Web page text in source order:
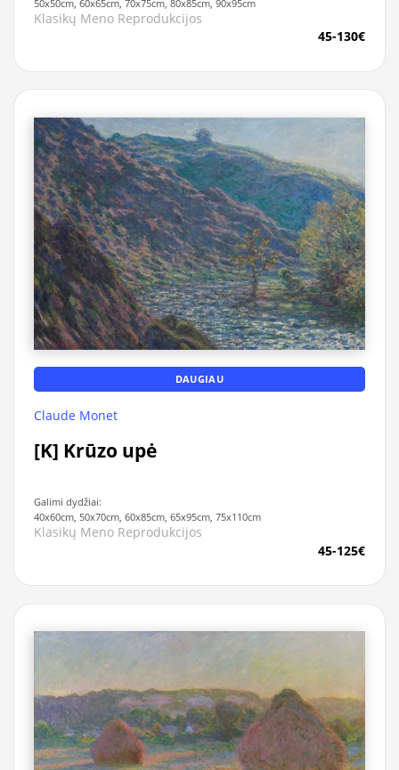
50x50cm, 60x65cm, 70x75cm, 80x85cm, 90x95cm
Klasikų Meno Reprodukcijos
45-130€
DAUGIAU
Claude Monet
[K] Krūzo upė
Galimi dydžiai:
40x60cm, 50x70cm, 60x85cm, 65x95cm, 75x110cm
Klasikų Meno Reprodukcijos
45-125€